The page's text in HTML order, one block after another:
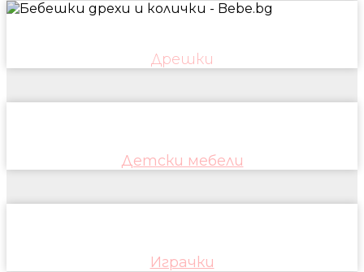
Дрешки
Детски мебели
Играчки